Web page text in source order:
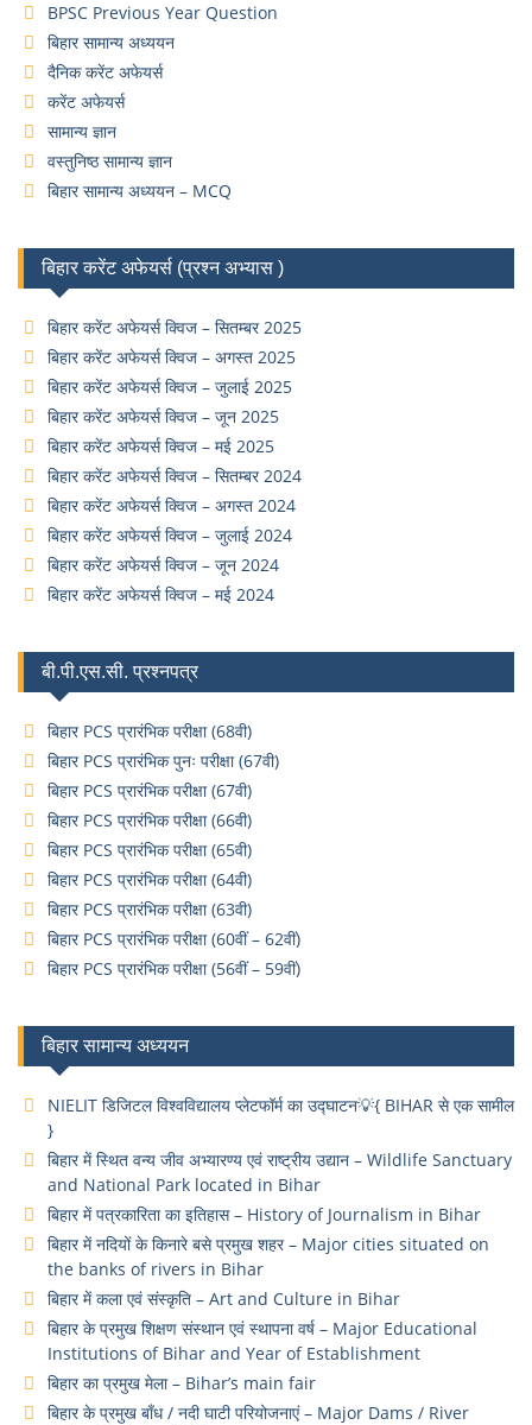
BPSC Previous Year Question
बिहार सामान्य अध्ययन
दैनिक करेंट अफेयर्स
करेंट अफेयर्स
सामान्य ज्ञान
वस्तुनिष्ठ सामान्य ज्ञान
बिहार सामान्य अध्ययन – MCQ
बिहार करेंट अफेयर्स (प्रश्न अभ्यास )
बिहार करेंट अफेयर्स क्विज – सितम्बर 2025
बिहार करेंट अफेयर्स क्विज – अगस्त 2025
बिहार करेंट अफेयर्स क्विज – जुलाई 2025
बिहार करेंट अफेयर्स क्विज – जून 2025
बिहार करेंट अफेयर्स क्विज – मई 2025
बिहार करेंट अफेयर्स क्विज – सितम्बर 2024
बिहार करेंट अफेयर्स क्विज – अगस्त 2024
बिहार करेंट अफेयर्स क्विज – जुलाई 2024
बिहार करेंट अफेयर्स क्विज – जून 2024
बिहार करेंट अफेयर्स क्विज – मई 2024
बी.पी.एस.सी. प्रश्नपत्र
बिहार PCS प्रारंभिक परीक्षा (68वी)
बिहार PCS प्रारंभिक पुनः परीक्षा (67वी)
बिहार PCS प्रारंभिक परीक्षा (67वी)
बिहार PCS प्रारंभिक परीक्षा (66वी)
बिहार PCS प्रारंभिक परीक्षा (65वी)
बिहार PCS प्रारंभिक परीक्षा (64वी)
बिहार PCS प्रारंभिक परीक्षा (63वी)
बिहार PCS प्रारंभिक परीक्षा (60वीं – 62वीं)
बिहार PCS प्रारंभिक परीक्षा (56वीं – 59वीं)
बिहार सामान्य अध्ययन
NIELIT डिजिटल विश्वविद्यालय प्लेटफॉर्म का उद्घाटन💡{ BIHAR से एक सामील
}
बिहार में स्थित वन्य जीव अभ्यारण्य एवं राष्ट्रीय उद्यान – Wildlife Sanctuary
and National Park located in Bihar
बिहार में पत्रकारिता का इतिहास – History of Journalism in Bihar
बिहार में नदियों के किनारे बसे प्रमुख शहर – Major cities situated on
the banks of rivers in Bihar
बिहार में कला एवं संस्कृति – Art and Culture in Bihar
बिहार के प्रमुख शिक्षण संस्थान एवं स्थापना वर्ष – Major Educational
Institutions of Bihar and Year of Establishment
बिहार का प्रमुख मेला – Bihar’s main fair
बिहार के प्रमुख बाँध / नदी घाटी परियोजनाएं – Major Dams / River